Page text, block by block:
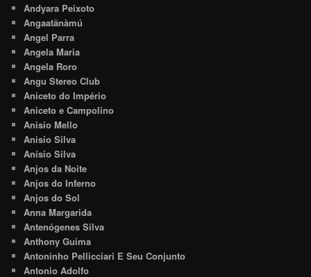
Andyara Peixoto
Angaatãnàmú
Angel Parra
Angela Maria
Angela Roro
Angu Stereo Club
Aniceto do Império
Aniceto e Campolino
Anisio Mello
Anisio Silva
Anísio Silva
Anjos da Noite
Anjos do Inferno
Anjos do Sol
Anna Margarida
Antenógenes Silva
Anthony Guima
Antoninho Pellicciari E Seu Conjunto
Antonio Adolfo